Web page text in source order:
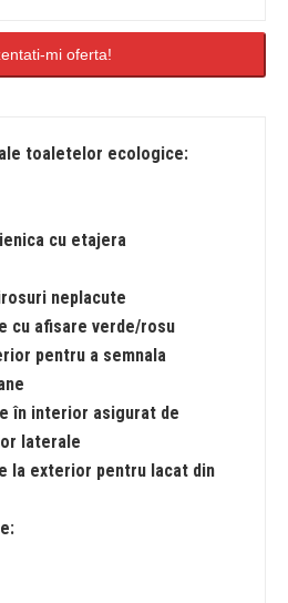
mi oferta!
toaletelor ecologice:
cu etajera
neplacute
cu afisare verde/rosu
pentru a semnala
în interior asigurat de
laterale
la exterior pentru lacat din